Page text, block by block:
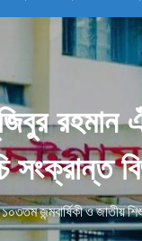
সংক্রান্ত
জন্মবার্ষিকী ও জাতীয়